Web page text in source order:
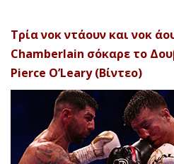
Τρία νοκ ντάουν και νοκ
Chamberlain σόκαρε το
Pierce O’Leary (Βίντεο)